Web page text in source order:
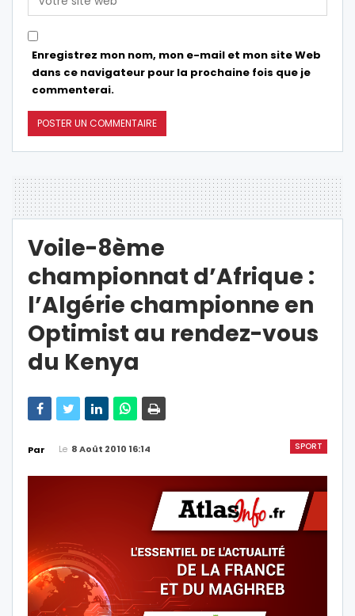
Enregistrez mon nom, mon e-mail et mon site Web
dans ce navigateur pour la prochaine fois que je
commenterai.
Voile-8ème
championnat d’Afrique :
l’Algérie championne en
Optimist au rendez-vous
du Kenya
SPORT
Par Le 8 Août 2010 16:14